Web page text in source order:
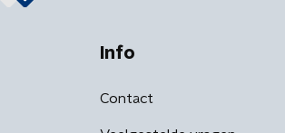
Info
Contact